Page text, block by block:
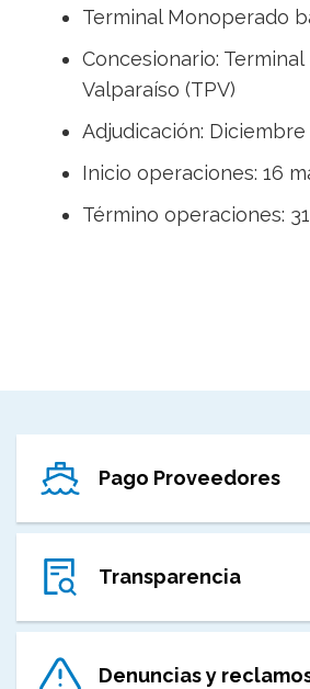
Terminal Monoperado
Concesionario:
Valparaíso (TPV)
Adjudicación: Diciembre
Inicio operaciones: 16
Término operaciones:
Pago Proveedores
Transparencia
Denuncias y